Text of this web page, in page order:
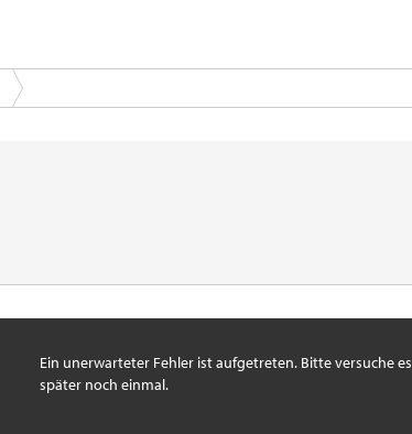
Ein unerwarteter Fehler ist aufgetreten. Bitte versuche es
später noch einmal.